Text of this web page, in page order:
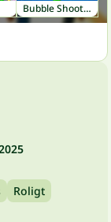
Bubble Shooter: Pirate Treasures
Roligt